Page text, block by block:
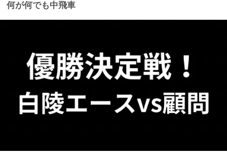
何が何でも中飛車